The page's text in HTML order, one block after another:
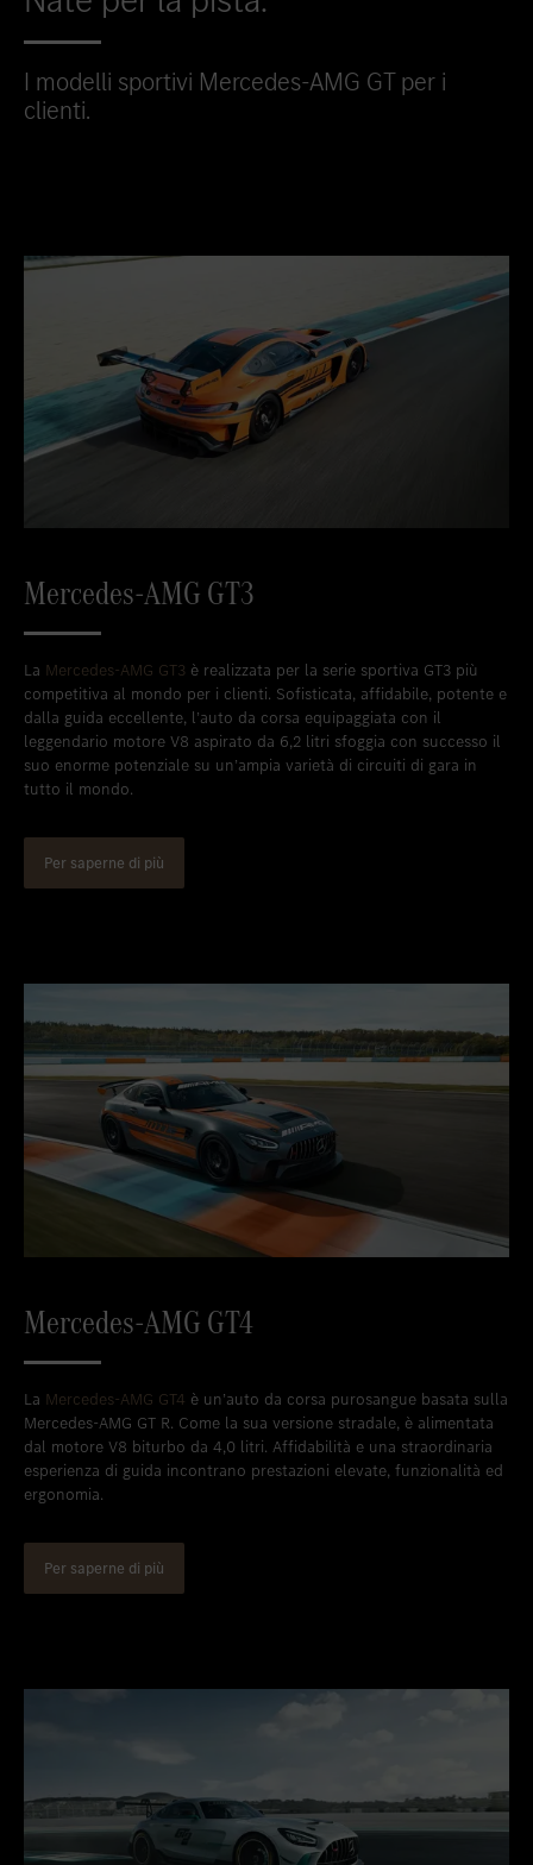
I modelli sportivi Mercedes-AMG GT per i
clienti.
Mercedes-AMG GT3
La Mercedes-AMG GT3 è realizzata per la serie sportiva GT3 più
competitiva al mondo per i clienti. Sofisticata, affidabile, potente e
dalla guida eccellente, l’auto da corsa equipaggiata con il
leggendario motore V8 aspirato da 6,2 litri sfoggia con successo il
suo enorme potenziale su un’ampia varietà di circuiti di gara in
tutto il mondo.
Per saperne di più
Mercedes-AMG GT4
La Mercedes-AMG GT4 è un’auto da corsa purosangue basata sulla
Mercedes-AMG GT R. Come la sua versione stradale, è alimentata
dal motore V8 biturbo da 4,0 litri. Affidabilità e una straordinaria
esperienza di guida incontrano prestazioni elevate, funzionalità ed
ergonomia.
Per saperne di più